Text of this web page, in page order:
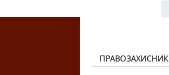
ПРАВОЗАХИСНИК